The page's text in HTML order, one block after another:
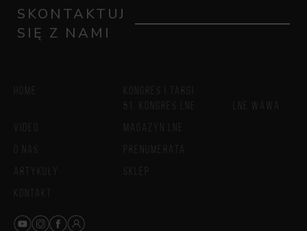
SKONTAKTUJ
SIĘ Z NAMI
KONGRES I TARGI
51. KONGRES LNE
LNE WAWA
VIDEO
MAGAZYN LNE
O NAS
PRENUMERATA
ARTYKUŁY
SKLEP